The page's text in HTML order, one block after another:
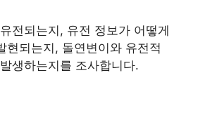
전되는지, 유전 정보가 어떻게
현되는지, 돌연변이와 유전적
생하는지를 조사합니다.